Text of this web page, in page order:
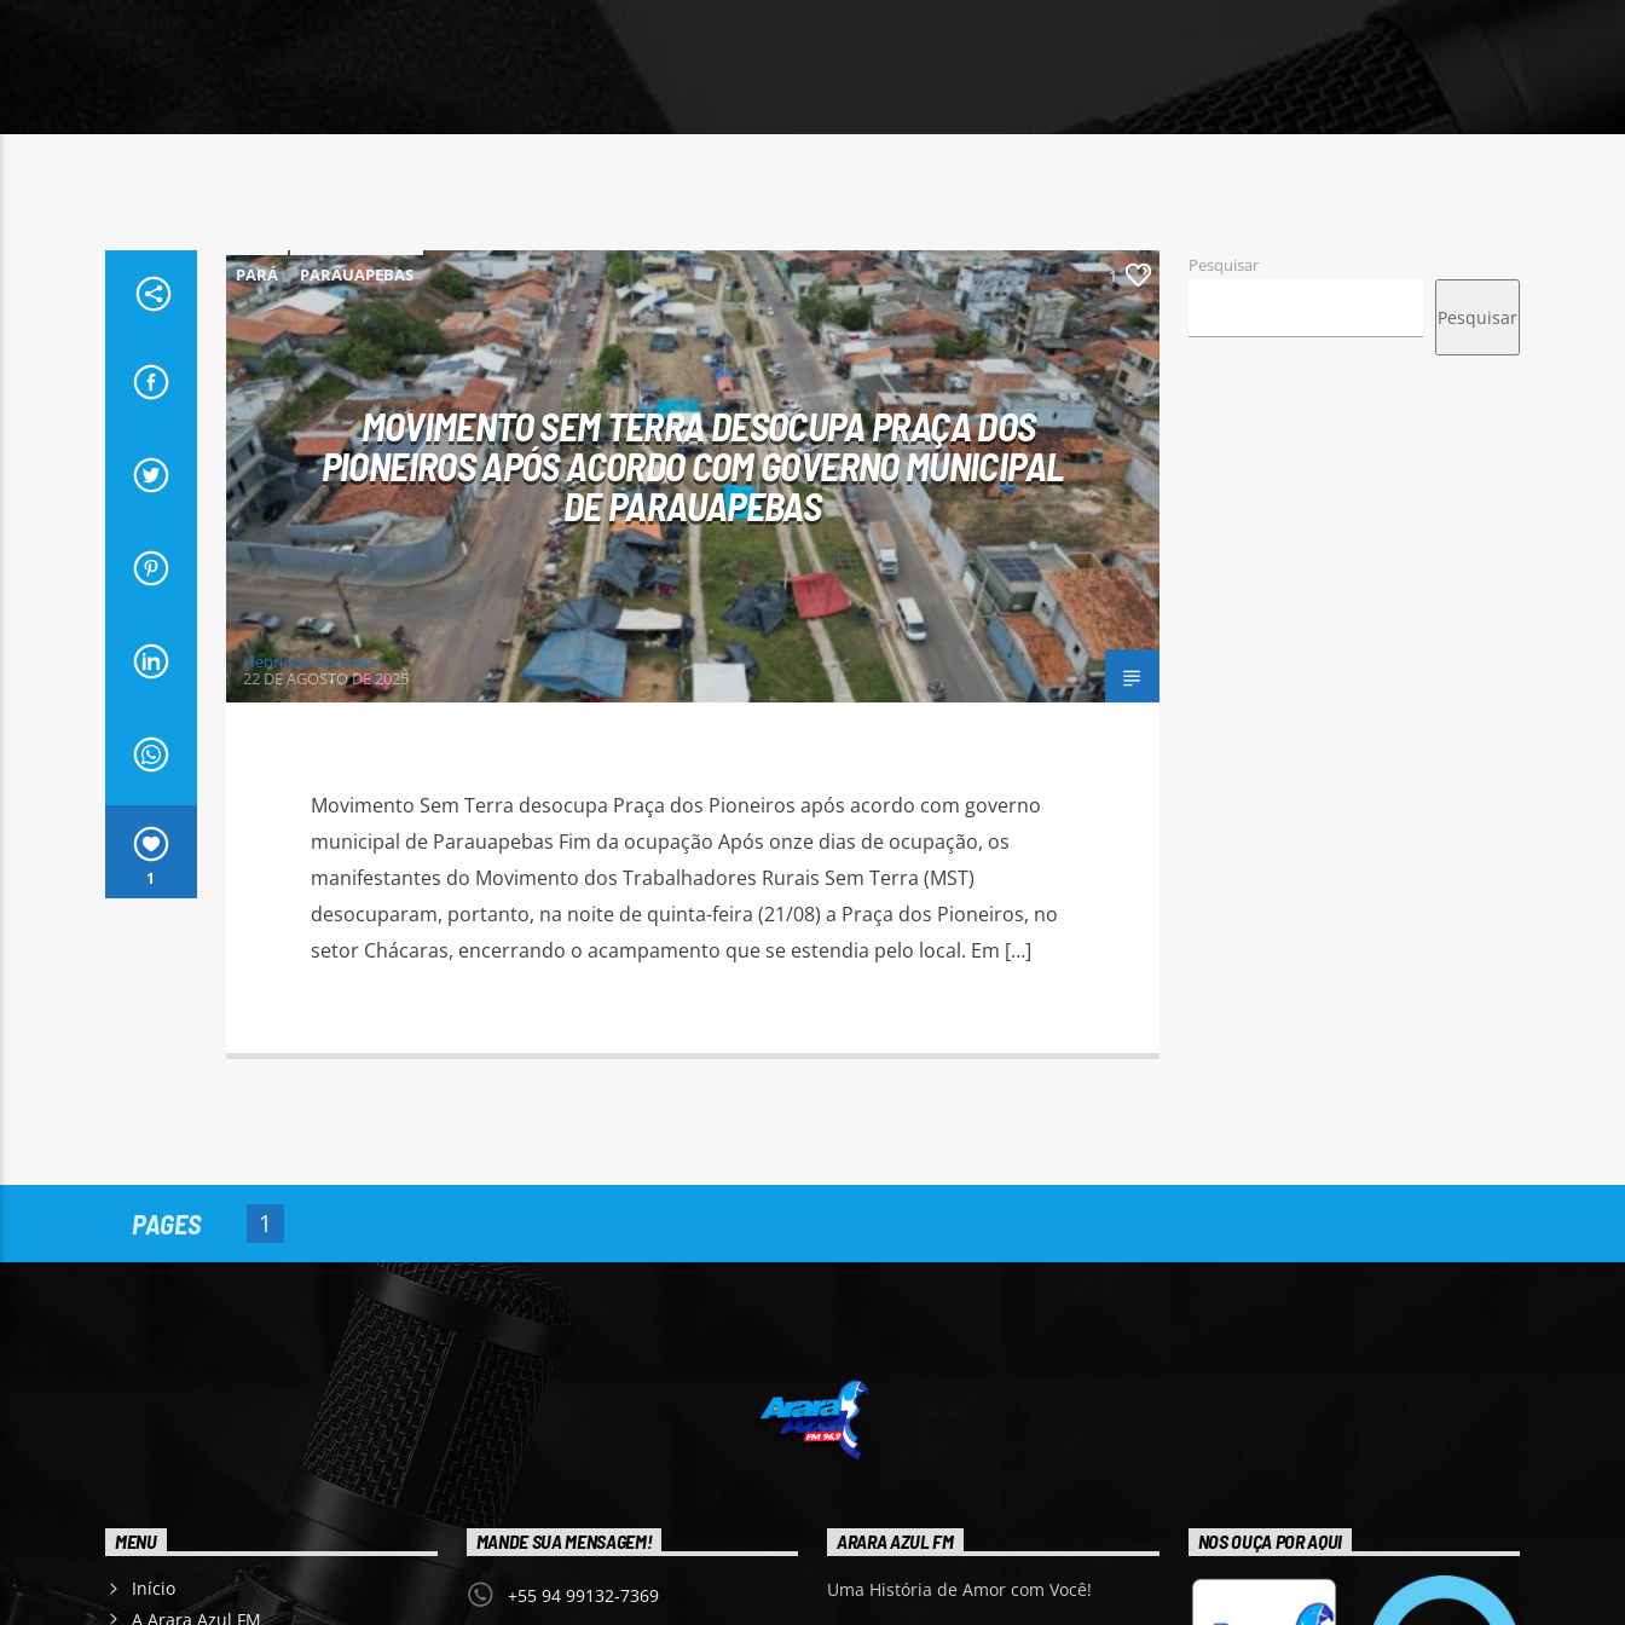
1
PARÁ PARAUAPEBAS 1
MOVIMENTO SEM TERRA DESOCUPA PRAÇA DOS
PIONEIROS APÓS ACORDO COM GOVERNO MUNICIPAL
DE PARAUAPEBAS
Henrique Gonzaga
22 DE AGOSTO DE 2025
Movimento Sem Terra desocupa Praça dos Pioneiros após acordo com governo
municipal de Parauapebas Fim da ocupação Após onze dias de ocupação, os
manifestantes do Movimento dos Trabalhadores Rurais Sem Terra (MST)
desocuparam, portanto, na noite de quinta-feira (21/08) a Praça dos Pioneiros, no
setor Chácaras, encerrando o acampamento que se estendia pelo local. Em […]
Pesquisar
Pesquisar
PAGES 1
MENU
Início
A Arara Azul FM
MANDE SUA MENSAGEM!
+55 94 99132-7369
ARARA AZUL FM
Uma História de Amor com Você!
NOS OUÇA POR AQUI